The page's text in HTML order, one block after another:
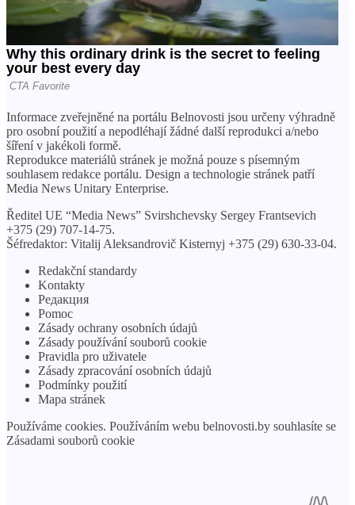
Informace zveřejněné na portálu Belnovosti jsou určeny výhradně
pro osobní použití a nepodléhají žádné další reprodukci a/nebo
šíření v jakékoli formě.
Reprodukce materiálů stránek je možná pouze s písemným
souhlasem redakce portálu. Design a technologie stránek patří
Media News Unitary Enterprise.
Ředitel UE “Media News” Svirshchevsky Sergey Frantsevich
+375 (29) 707-14-75.
Šéfredaktor: Vitalij Aleksandrovič Kisternyj +375 (29) 630-33-04.
Redakční standardy
Kontakty
Редакция
Pomoc
Zásady ochrany osobních údajů
Zásady používání souborů cookie
Pravidla pro uživatele
Zásady zpracování osobních údajů
Podmínky použití
Mapa stránek
Používáme cookies. Používáním webu belnovosti.by souhlasíte se
Zásadami souborů cookie